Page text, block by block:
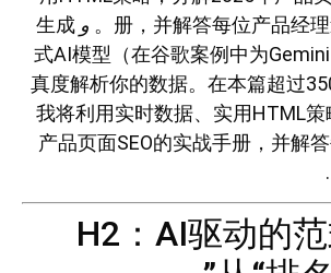
册，并解答每位产品经理
و 生成
式AI模型（在谷歌案例中为
真度解析你的数据。在本篇超过
我将利用实时数据、实用HTML
产品页面SEO的实战手册，并解
H2：AI驱动的范